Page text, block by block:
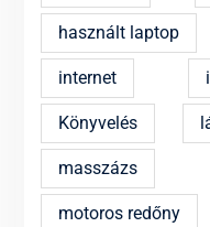
használt laptop
internet
Könyvelés
masszázs
motoros redőny